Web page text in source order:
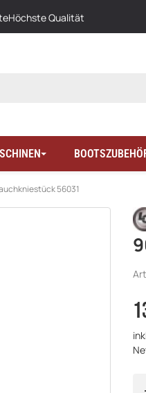
Höchste Qualität
56031